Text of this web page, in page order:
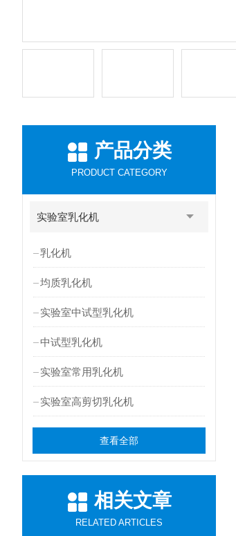
产品分类
PRODUCT CATEGORY
实验室乳化机
乳化机
均质乳化机
实验室中试型乳化机
中试型乳化机
实验室常用乳化机
实验室高剪切乳化机
查看全部
相关文章
RELATED ARTICLES